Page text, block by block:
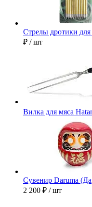
Стрелы дротики
₽ / шт
Вилка для мяса
Сувенир Daruma
2 200 ₽ / шт